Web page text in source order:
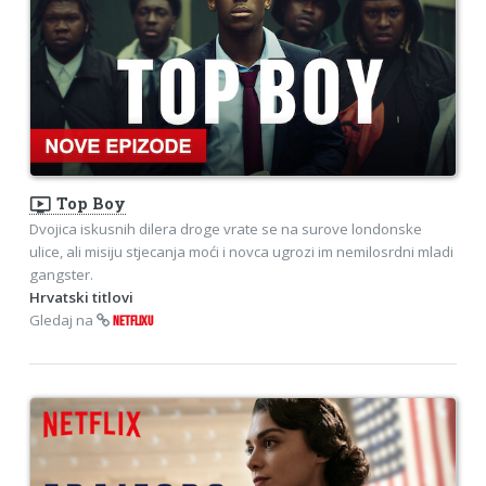
ondemand_video Top Boy
Dvojica iskusnih dilera droge vrate se na surove londonske
ulice, ali misiju stjecanja moći i novca ugrozi im nemilosrdni mladi
gangster.
Hrvatski titlovi
Gledaj na
NETFLIXU